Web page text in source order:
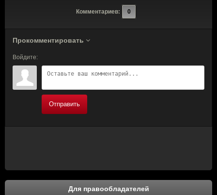
Комментариев: 0
Прокомментировать
Войдите:
Отправить
Для правообладателей